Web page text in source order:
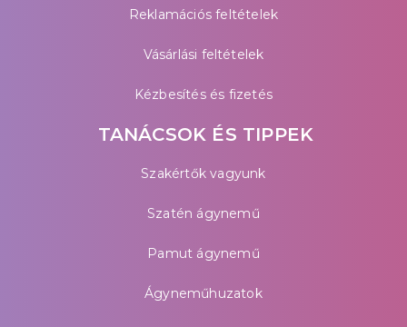
Reklamációs feltételek
Vásárlási feltételek
Kézbesítés és fizetés
TANÁCSOK ÉS TIPPEK
Szakértők vagyunk
Szatén ágynemű
Pamut ágynemű
Ágyneműhuzatok